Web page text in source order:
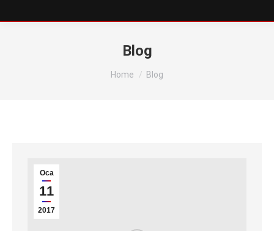
Blog
You are here:
Home Blog
Oca
11
2017